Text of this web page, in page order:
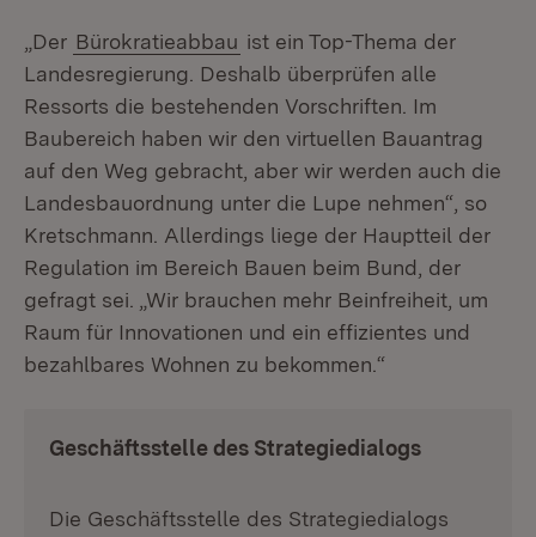
„Der Bürokratieabbau ist ein Top-Thema der
Landesregierung. Deshalb überprüfen alle
Ressorts die bestehenden Vorschriften. Im
Baubereich haben wir den virtuellen Bauantrag
auf den Weg gebracht, aber wir werden auch die
Landesbauordnung unter die Lupe nehmen“, so
Kretschmann. Allerdings liege der Hauptteil der
Regulation im Bereich Bauen beim Bund, der
gefragt sei. „Wir brauchen mehr Beinfreiheit, um
Raum für Innovationen und ein effizientes und
bezahlbares Wohnen zu bekommen.“
Geschäftsstelle des Strategiedialogs
Die Geschäftsstelle des Strategiedialogs